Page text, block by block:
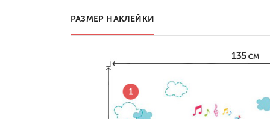
РАЗМЕР НАКЛЕЙКИ